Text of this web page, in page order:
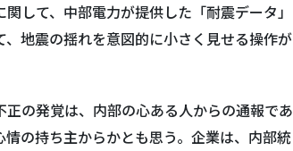
して、中部電力が提供した「耐震データ」
地震の揺れを意図的に小さく見せる操作が
正の発覚は、内部の心ある人からの通報であ
の持ち主からかとも思う。企業は、内部統